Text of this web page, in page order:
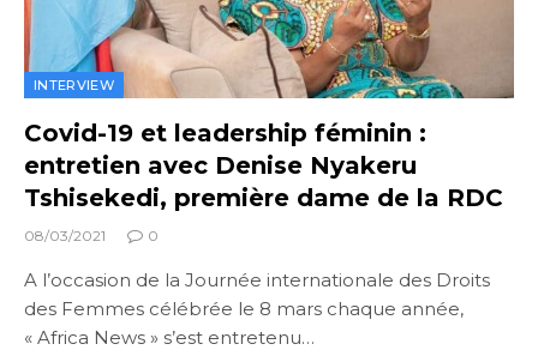
INTERVIEW
Covid-19 et leadership féminin :
entretien avec Denise Nyakeru
Tshisekedi, première dame de la RDC
08/03/2021 0
A l’occasion de la Journée internationale des Droits
des Femmes célébrée le 8 mars chaque année,
« Africa News » s’est entretenu…